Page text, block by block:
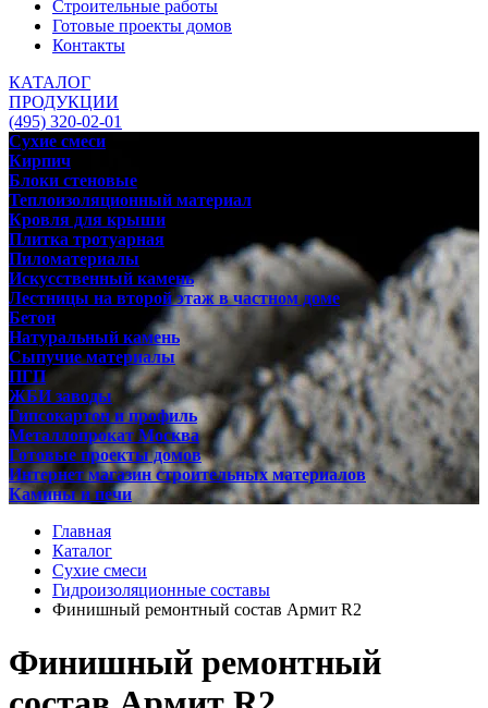
Строительные работы
Готовые проекты домов
Контакты
КАТАЛОГ
ПРОДУКЦИИ
(495) 320-02-01
Сухие смеси
Кирпич
Блоки стеновые
Теплоизоляционный материал
Кровля для крыши
Плитка тротуарная
Пиломатериалы
Искусственный камень
Лестницы на второй этаж в частном доме
Бетон
Натуральный камень
Сыпучие материалы
ПГП
ЖБИ заводы
Гипсокартон и профиль
Металлопрокат Москва
Готовые проекты домов
Интернет магазин строительных материалов
Камины и печи
Главная
Каталог
Сухие смеси
Гидроизоляционные составы
Финишный ремонтный состав Армит R2
Финишный ремонтный